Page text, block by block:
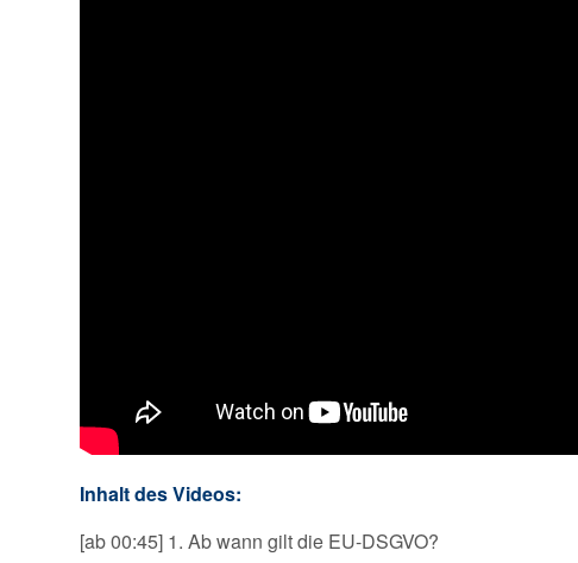
Inhalt des Videos:
[ab 00:45] 1. Ab wann gilt die EU-DSGVO?